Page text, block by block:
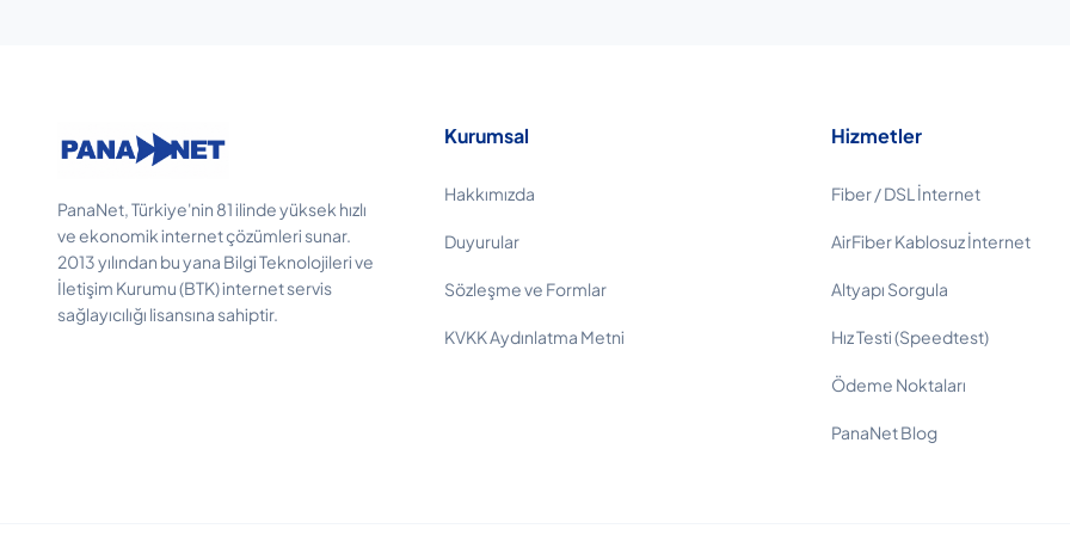
PanaNet, Türkiye'nin 81 ilinde yüksek hızlı
ve ekonomik internet çözümleri sunar.
2013 yılından bu yana Bilgi Teknolojileri ve
İletişim Kurumu (BTK) internet servis
sağlayıcılığı lisansına sahiptir.
Kurumsal
Hakkımızda
Duyurular
Sözleşme ve Formlar
KVKK Aydınlatma Metni
Hizmetler
Fiber / DSL İnternet
AirFiber Kablosuz İnternet
Altyapı Sorgula
Hız Testi (Speedtest)
Ödeme Noktaları
PanaNet Blog